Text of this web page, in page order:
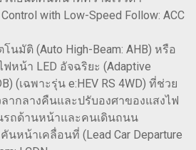
with Low-Speed Follow: ACC
นมัติ (Auto High-Beam: AHB) หรือ
หน้า LED อัจฉริยะ (Adaptive
(เฉพาะรุ่น e:HEV RS 4WD) ที่ช่วย
ากลางคืนและปรับองศาของแสงไฟ
รถด้านหน้าและคนเดินถนน
นหน้าเคลื่อนที่ (Lead Car Departure